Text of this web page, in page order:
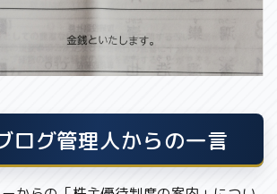
ログ管理人からの一言